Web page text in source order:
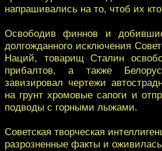
напрашивались на то, чтоб их
Освободив финнов и
долгожданного исключения
Наций, товарищ Сталин
прибалтов, а также
завизировал чертежи
на грунт хромовые сапоги и
подводы с горными лыжами.
Советская творческая
разрозненные факты и